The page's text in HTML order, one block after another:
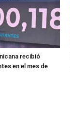
recibió
en el mes de